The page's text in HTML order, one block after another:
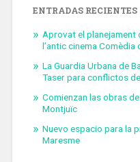
ENTRADAS RECIENTES
Aprovat el planejament
l’antic cinema Comèdia
La Guardia Urbana de
Taser para conflictos
Comienzan las obras
Montjuïc
Nuevo espacio para la
Maresme